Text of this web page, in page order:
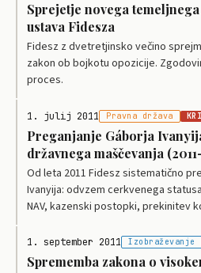
Sprejetje novega
ustava Fidesza
Fidesz z dvetretjinsko večino
zakon ob bojkotu opozicije.
proces.
1. julij 2011 Pravna država
Preganjanje Gáborja
državnega maščevanja
Od leta 2011 Fidesz sistematično
Ivanyija: odvzem cerkvenega
NAV, kazenski postopki, prekinitev
1. september 2011 Izobraževanje
Sprememba zakona o